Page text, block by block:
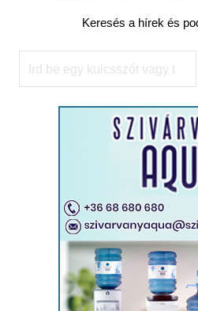
Keresés a hírek és
Keresés